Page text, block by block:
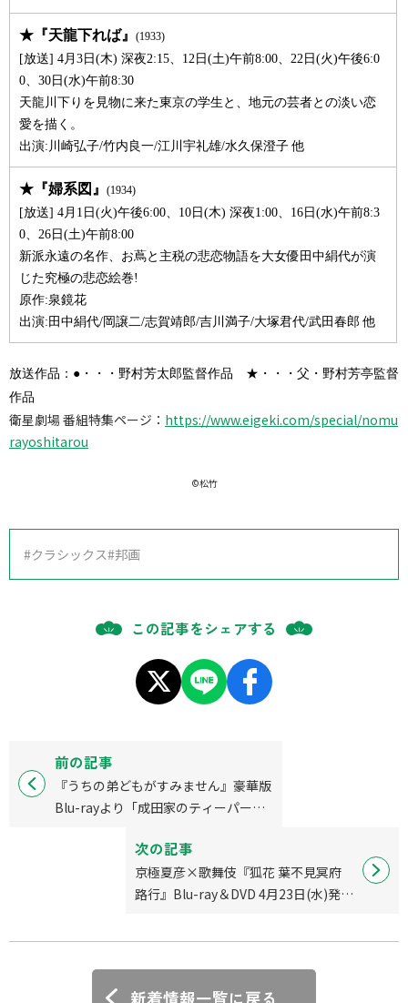
★『天龍下れば』 (1933)
[放送] 4月3日(木) 深夜2:15、12日(土)午前8:00、22日(火)午後6:0
0、30日(水)午前8:30
天龍川下りを見物に来た東京の学生と、地元の芸者との淡い恋
愛を描く。
出演:川崎弘子/竹内良一/江川宇礼雄/水久保澄子 他
★『婦系図』 (1934)
[放送] 4月1日(火)午後6:00、10日(木) 深夜1:00、16日(水)午前8:3
0、26日(土)午前8:00
新派永遠の名作、お蔦と主税の悲恋物語を大女優田中絹代が演
じた究極の悲恋絵巻!
原作:泉鏡花
出演:田中絹代/岡譲二/志賀靖郎/吉川満子/大塚君代/武田春郎 他
放送作品：●・・・野村芳太郎監督作品 ★・・・父・野村芳亭監督
作品
衛星劇場 番組特集ページ： https://www.eigeki.com/special/nomu
rayoshitarou
©松竹
#クラシックス#邦画
この記事をシェアする
前の記事
『うちの弟どもがすみません』豪華版
Blu-rayより「成田家のティーパーテ
次の記事
京極夏彦×歌舞伎『狐花 葉不見冥府
路行』Blu-ray＆DVD 4月23日(水)発売
新着情報一覧に戻る